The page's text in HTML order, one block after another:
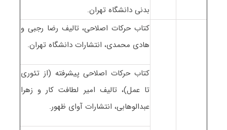
بدنی دانشگاه تهران.
کتاب حرکات اصلاحی، تالیف رضا رجبی و
هادی محمدی، انتشارات دانشگاه تهران.
کتاب حرکات اصلاحی پیشرفته (از تئوری
تا عمل)، تالیف امیر لطافت کار و زهرا
عبدالوهابی، انتشارات آوای ظهور.